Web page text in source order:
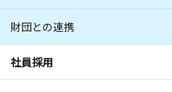
財団との連携
社員採用